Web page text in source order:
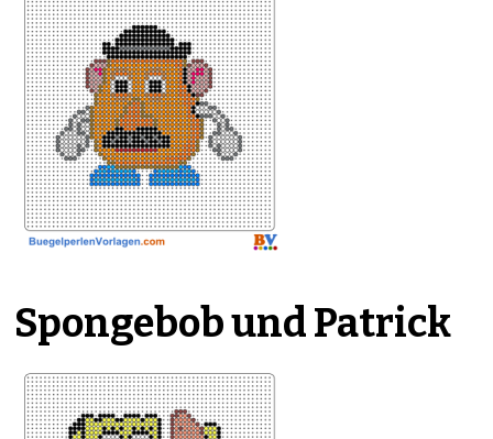
Spongebob und Patrick